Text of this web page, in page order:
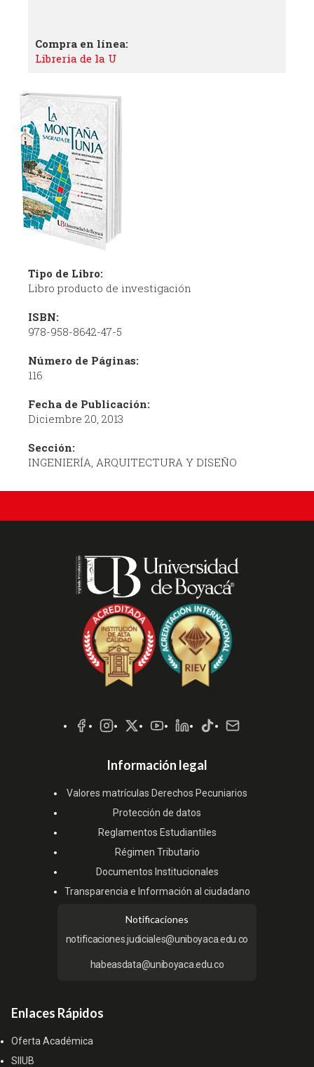
Compra en línea:
Libreria de la U
Tipo de Libro:
Libro producto de investigación
ISBN:
978-958-8642-47-5
Número de Páginas:
116
Fecha de Publicación:
Diciembre 20, 2013
Sección:
INGENIERÍA, ARQUITECTURA Y DISEÑO
Sociales
Información legal
Valores matrículas Derechos Pecuniarios
Protección de datos
Reglamentos Estudiantiles
Régimen Tributario
Documentos Institucionales
Transparencia e Información al ciudadano
Notificaciones
notificaciones.judiciales@uniboyaca.edu.co
habeasdata@uniboyaca.edu.co
Enlaces Rápidos
Oferta Académica
SIIUB